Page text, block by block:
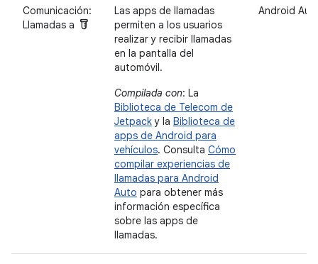
Comunicación:
Llamadas a labs
Las apps de llamadas
permiten a los usuarios
realizar y recibir llamadas
en la pantalla del
automóvil.
Compilada con: La
Biblioteca de Telecom de
Jetpacky la Biblioteca de
apps de Android para
vehículos. Consulta Cómo
compilar experiencias de
llamadas para Android
Auto para obtener más
información específica
sobre las apps de
llamadas.
Android